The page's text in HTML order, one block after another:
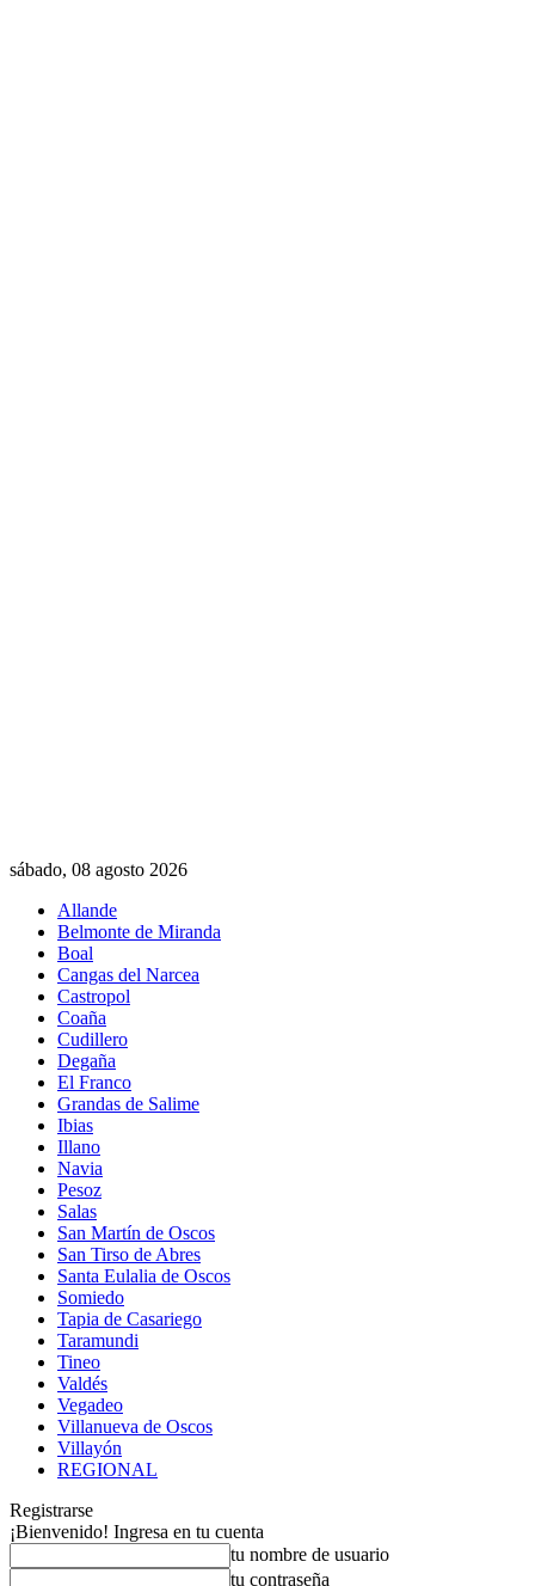
sábado, 08 agosto 2026
Allande
Belmonte de Miranda
Boal
Cangas del Narcea
Castropol
Coaña
Cudillero
Degaña
El Franco
Grandas de Salime
Ibias
Illano
Navia
Pesoz
Salas
San Martín de Oscos
San Tirso de Abres
Santa Eulalia de Oscos
Somiedo
Tapia de Casariego
Taramundi
Tineo
Valdés
Vegadeo
Villanueva de Oscos
Villayón
REGIONAL
Registrarse
¡Bienvenido! Ingresa en tu cuenta
tu nombre de usuario
tu contraseña